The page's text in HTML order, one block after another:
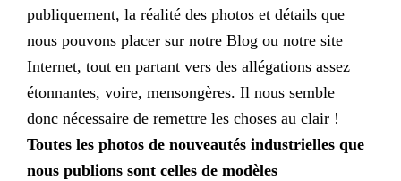
publiquement, la réalité des photos et détails que
nous pouvons placer sur notre Blog ou notre site
Internet, tout en partant vers des allégations assez
étonnantes, voire, mensongères. Il nous semble
donc nécessaire de remettre les choses au clair !
Toutes les photos de nouveautés industrielles que
nous publions sont celles de modèles